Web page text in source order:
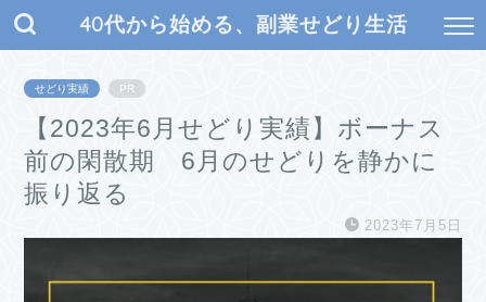
40代から始める、副業せどり生活
せどり実績 PR
【2023年6月せどり実績】ボーナス
前の閑散期 6月のせどりを静かに
振り返る
2023年7月5日